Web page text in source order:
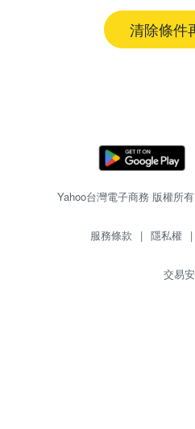
清除條件
Yahoo台灣電子商務 版權所
服務條款 | 隱私權 |
交易